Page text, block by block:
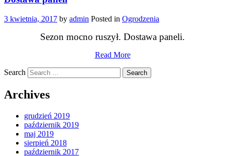
3 kwietnia, 2017 by admin Posted in Ogrodzenia
Sezon mocno ruszył. Dostawa paneli.
Read More
Search
Archives
grudzień 2019
październik 2019
maj 2019
sierpień 2018
październik 2017